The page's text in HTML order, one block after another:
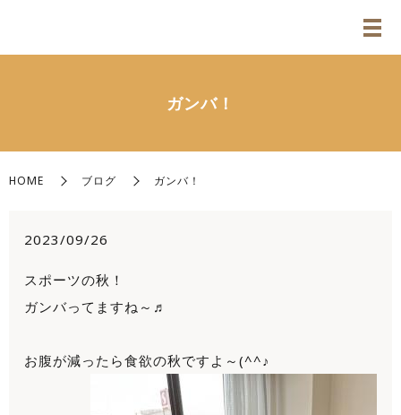
ガンバ！
HOME ブログ ガンバ！
2023/09/26
スポーツの秋！
ガンバってますね～♬
お腹が減ったら食欲の秋ですよ～(^^♪